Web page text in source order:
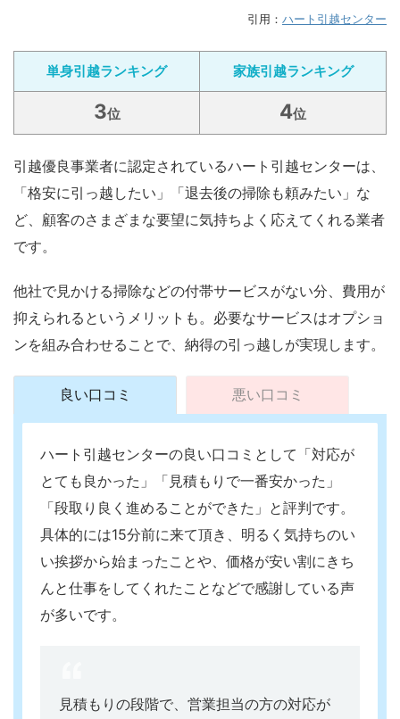
引用： ハート引越センター
単身引越ランキング 家族引越ランキング
3位 4位
引越優良事業者に認定されているハート引越センターは、
「格安に引っ越したい」「退去後の掃除も頼みたい」な
ど、顧客のさまざまな要望に気持ちよく応えてくれる業者
です。
他社で見かける掃除などの付帯サービスがない分、費用が
抑えられるというメリットも。必要なサービスはオプショ
ンを組み合わせることで、納得の引っ越しが実現します。
良い口コミ 悪い口コミ
ハート引越センターの良い口コミとして「対応が
とても良かった」「見積もりで一番安かった」
「段取り良く進めることができた」と評判です。
具体的には15分前に来て頂き、明るく気持ちのい
い挨拶から始まったことや、価格が安い割にきち
んと仕事をしてくれたことなどで感謝している声
が多いです。
見積もりの段階で、営業担当の方の対応が